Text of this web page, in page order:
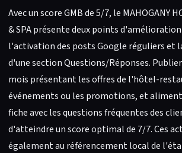
Avec un score GMB de 5/7, le MAHOGANY
& SPA présente deux points
l'activation des posts Google réguliers et
d'une section Questions/Réponses.
mois présentant les offres de l'hôtel-
événements ou les promotions, et
fiche avec les questions fréquentes des
d'atteindre un score optimal de 7/7. Ces
également au référencement local de